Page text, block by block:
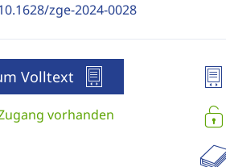
zge-2024-0028
Volltext
vorhanden